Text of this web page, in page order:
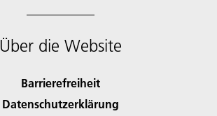
Über die Website
Barrierefreiheit
Datenschutzerklärung